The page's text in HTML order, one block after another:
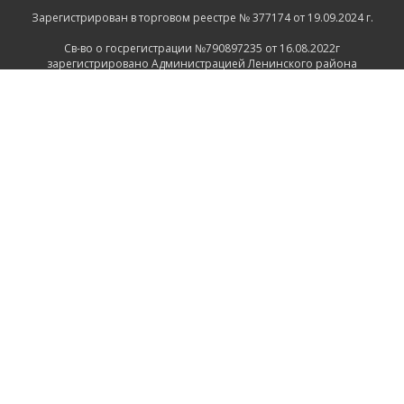
Зарегистрирован в торговом реестре № 377174 от 19.09.2024 г.
Св-во о госрегистрации №790897235 от 16.08.2022г
зарегистрировано Администрацией Ленинского района